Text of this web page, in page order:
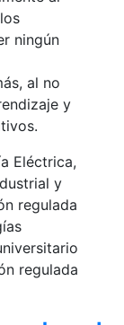
ningún
al no
y
Eléctrica,
y
regulada
regulada